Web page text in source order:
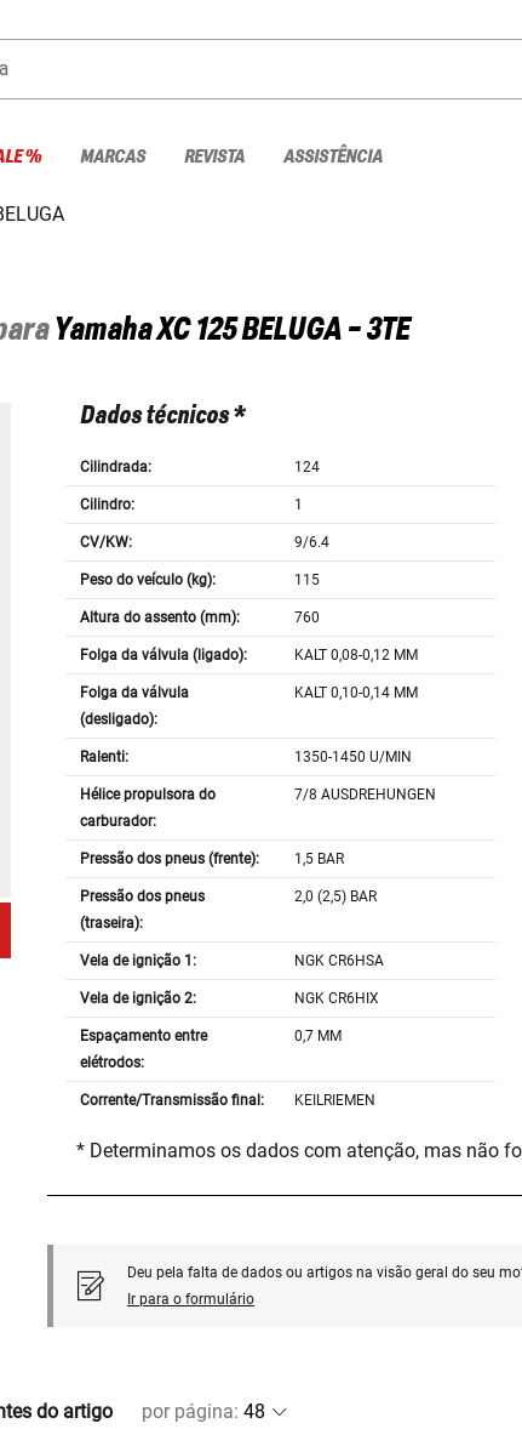
% MARCAS REVISTA ASSISTÊNCIA
YamahaXC 125 BELUGA - 3TE
Dados técnicos *
Cilindrada: 124
Cilindro: 1
CV/KW: 9/6.4
Peso do veículo (kg): 115
Altura do assento (mm): 760
Folga da válvula (ligado): KALT 0,08-0,12 MM
Folga da válvula
(desligado):
KALT 0,10-0,14 MM
Ralenti: 1350-1450 U/MIN
Hélice propulsora do
carburador:
7/8 AUSDREHUNGEN
Pressão dos pneus (frente): 1,5 BAR
Pressão dos pneus
(traseira):
2,0 (2,5) BAR
Vela de ignição 1: NGK CR6HSA
Vela de ignição 2: NGK CR6HIX
Espaçamento entre
elétrodos:
0,7 MM
Corrente/Transmissão final: KEILRIEMEN
* Determinamos os dados com atenção, mas não
Deu pela falta de dados ou artigos na visão geral do seu
Ir para o formulário
do artigo por página: